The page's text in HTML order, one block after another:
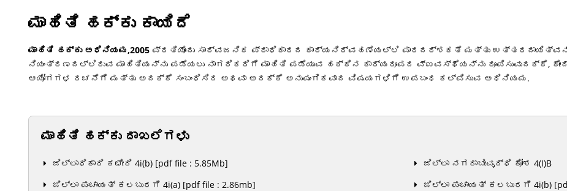
ಮಾಹಿತಿ ಹಕ್ಕು ಕಾಯಿದೆ
ಮಾಹಿತಿ ಹಕ್ಕು ಅಧಿನಿಯಮ,2005 ಪ್ರತಿಯೊಂದು ಸಾರ್ವಜನಿಕ ಪ್ರಾಧಿಕಾರದ ಕಾರ್ಯನಿರ್ವಹಣೆಯಲ್ಲಿ ಪಾರದರ್ಶಕತೆ ಮತ್ತು
ನಿಯಂತ್ರಣದಲ್ಲಿರುವ ಮಾಹಿತಿಯನ್ನು ಪಡೆಯಲು ನಾಗರಿಕರಿಗೆ ಮಾಹಿತಿ ಪಡೆಯುವ ಹಕ್ಕಿನ ಕಾರ್ಯರೂಪದ ವ್ಐವಸ್ಥೆಯನ್ನು ರೂಪಿಸುವುದಕ್ಕೆ,
ಆಯೋಗಗಳ ರಚನೆಗೆ ಮತ್ತು ಅದಕ್ಕೆ ಸಂಬಂಧಿಸಿದ ಅಥವಾ ಅದಕ್ಕೆ ಅನುಷಂಗಿಕವಾದ ವಿಷಯಗಳಿಗೆ ಉಪಬಂಧ ಕಲ್ಪಿಸುವ ಅಧಿನಿಯಮ.
ಮಾಹಿತಿ ಹಕ್ಕು ದಾಖಲೆಗಳು
ಜಿಲ್ಲಾಧಿಕಾರಿ ಕಛೇರಿ 4i(b) [pdf file : 5.85Mb]
ಜಿಲ್ಲಾ ನಗರಾಬೀವೃದ್ಧಿ ಕೋಶ 4(I)B
ಜಿಲ್ಲಾ ಪಂಚಾಯತ್ ಕಲಬುರಗಿ 4i(a) [pdf file : 2.86mb]
ಜಿಲ್ಲಾ ಪಂಚಾಯತ್ ಕಲಬುರಗಿ 4i(b)